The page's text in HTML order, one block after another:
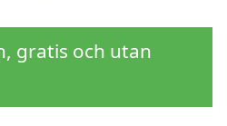
gratis och utan